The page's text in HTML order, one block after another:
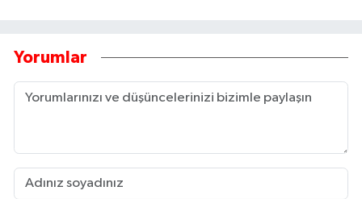
Yorumlar